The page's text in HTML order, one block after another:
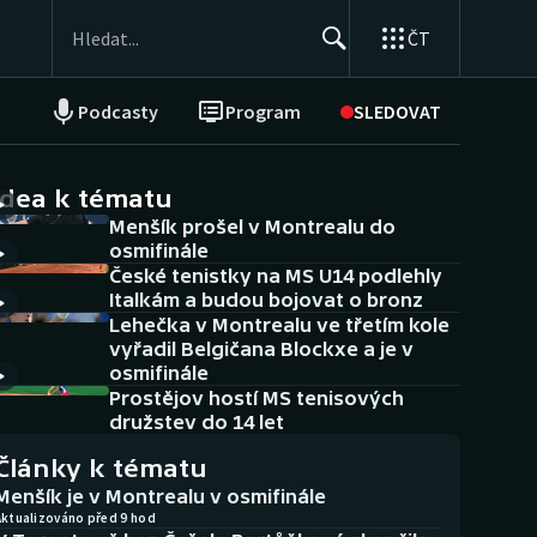
ČT
Podcasty Program SLEDOVAT
NEPŘEHLÉDNĚTE
Historické návraty
Aplikace ČT sport
AZ kvíz
k tématu
Menšík prošel v Montrealu do
osmifinále
České tenistky na MS U14 podlehly
Italkám a budou bojovat o bronz
Lehečka v Montrealu ve třetím kole
vyřadil Belgičana Blockxe a je v
osmifinále
Prostějov hostí MS tenisových
družstev do 14 let
k tématu
je v Montrealu v osmifinále
před 9 hod